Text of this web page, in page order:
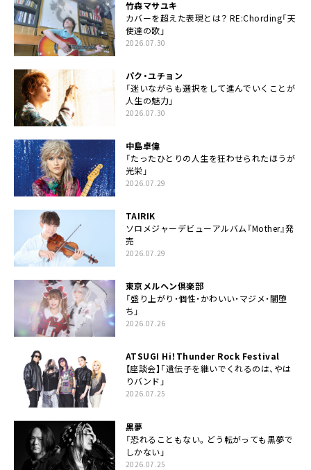
竹森マサユキ
カバーを超えた表現とは？ RE:Chording「天
使達の歌」
2026.07.30
パク・ユチョン
「迷いながらも選択をして進んでいくことが
人生の魅力」
2026.07.30
中島卓偉
「たったひとりの人生を狂わせられたほうが
光栄」
2026.07.29
TAIRIK
ソロメジャーデビューアルバム『Mother』発
売
2026.07.29
東京メルヘン倶楽部
「盛り上がり・個性・かわいい・マジメ・闇堕
ち」
2026.07.26
ATSUGI Hi！Thunder Rock Festival
【座談会】「遺伝子を継いでくれるのは、やは
りバンド」
2026.07.25
黒夢
「恐れることもない。どう転がっても黒夢で
しかない」
2026.07.25